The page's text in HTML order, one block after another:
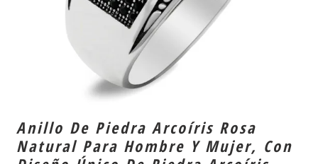
Anillo De Piedra Arcoíris Rosa
Natural Para Hombre Y Mujer, Con